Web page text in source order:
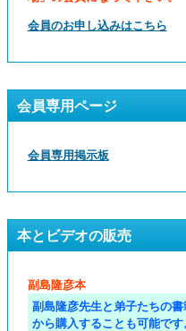
会員のお申し込みはこちら
会員専用ページ
会員専用掲示板
本とビデオの販売
副島隆彦本
副島隆彦先生と弟子たちの
から購入することも可能です